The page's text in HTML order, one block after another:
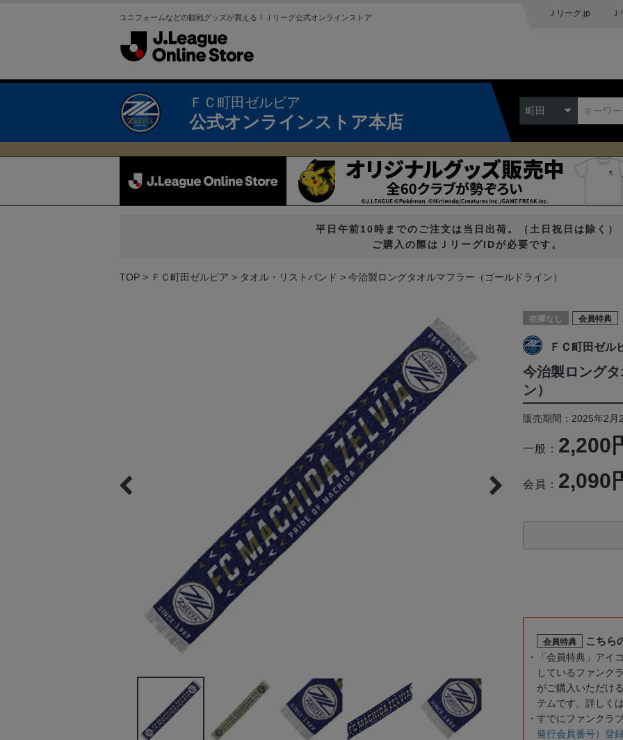
ユニフォームなどの観戦グッズが買える！Ｊリーグ公式オンラインストア Ｊリーグ.jp
ＦＣ町田ゼルビア
公式オンラインストア本店
町田
平日午前10時までのご注文は当日出荷。（土日祝日は除く）
ご購入の際はＪリーグIDが必要です。
TOP ＦＣ町田ゼルビア タオル・リストバンド 今治製ロングタオルマフラー（ゴールドライン）
在庫なし 会員特典
ＦＣ町田ゼル
今治製ロング
ン）
販売期間：2025年2
一般： 2,200
会員： 2,090
会員特典 こちら
「会員特典」アイ
しているファンク
がご購入いただけ
テムです。詳しく
すでにファンクラ
発行会員番号）登